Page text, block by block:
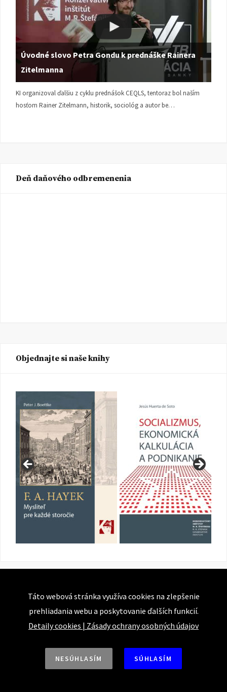
Úvodné slovo Petra Gondu k prednáške Rainera
Zitelmanna
KI organizoval ďalšiu z cyklu prednášok CEQLS, tentoraz bol naším
hosťom Rainer Zitelmann, historik, sociológ a autor be…
Deň daňového odbremenenia
Objednajte si naše knihy
Táto webová stránka využíva cookies na zlepšenie
prehliadania webu a poskytovanie ďalších funkcií.
Detaily cookies | Zásady ochrany osobných údajov
NESÚHLASÍM SÚHLASÍM